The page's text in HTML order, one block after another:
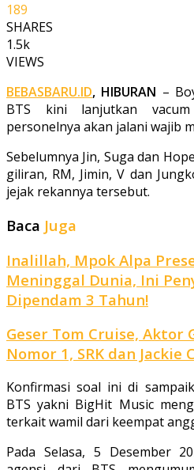
189
SHARES
1.5k
VIEWS
BEBASBARU.ID, HIBURAN –
BTS kini lanjutkan
personelnya akan jalani wajib
Sebelumnya Jin, Suga dan
giliran, RM, Jimin, V dan
jejak rekannya tersebut.
Baca Juga
Inalillah, Mpok Alpa
Meninggal Dunia, Ini
Dipendam 3 Tahun!
Geser Tom Cruise, Aktor
Nomor 1, SRK dan
Konfirmasi soal ini di
BTS yakni BigHit Music
terkait wamil dari keempat
Pada Selasa, 5 Desember